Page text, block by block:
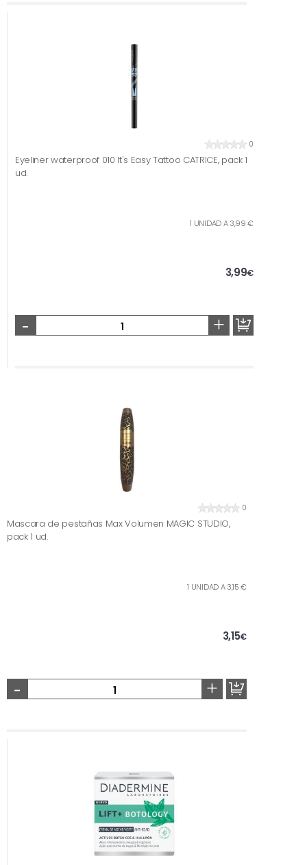
0
Eyeliner waterproof 010 It's Easy Tattoo CATRICE, pack 1
ud.
1 UNIDAD A 3,99 €
3,99€
- +
0
Mascara de pestañas Max Volumen MAGIC STUDIO,
pack 1 ud.
1 UNIDAD A 3,15 €
3,15€
- +